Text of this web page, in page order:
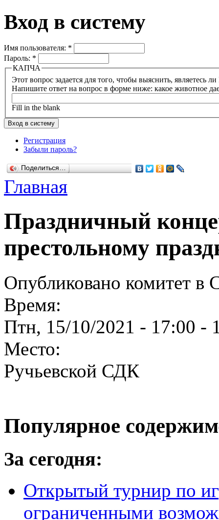
Вход в систему
Имя пользователя: *
Пароль: *
КАПЧА
Напишите ответ на вопрос в форме ниже: какое животное
Fill in the blank
Регистрация
Забыли пароль?
Поделиться…
Главная
Праздничный
престольному
Опубликовано комитет в
Время:
Птн, 15/10/2021 - 17:00 -
Место:
Ручьевской СДК
Популярное
За сегодня:
Открытый турнир по
ограниченными